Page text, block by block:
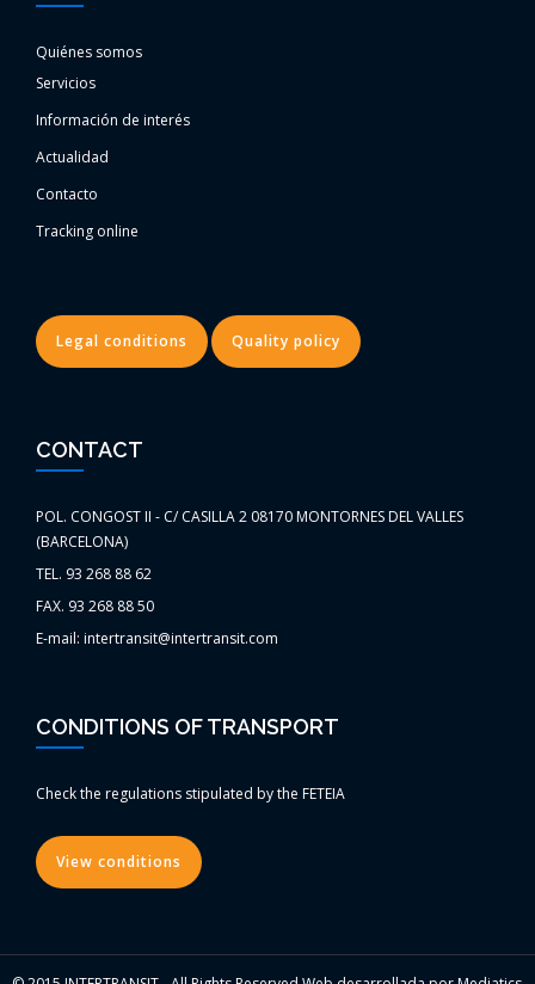
Quiénes somos
Servicios
Información de interés
Actualidad
Contacto
Tracking online
Legal conditions Quality policy
CONTACT
POL. CONGOST II - C/ CASILLA 2 08170 MONTORNES DEL VALLES
(BARCELONA)
TEL. 93 268 88 62
FAX. 93 268 88 50
E-mail: intertransit@intertransit.com
CONDITIONS OF TRANSPORT
Check the regulations stipulated by the FETEIA
View conditions